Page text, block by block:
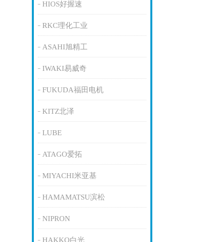
HIOS好握速
RKC理化工业
ASAHI旭精工
IWAKI易威奇
FUKUDA福田电机
KITZ北泽
LUBE
ATAGO爱拓
MIYACHI米亚基
HAMAMATSU滨松
NIPRON
HAKKO白光